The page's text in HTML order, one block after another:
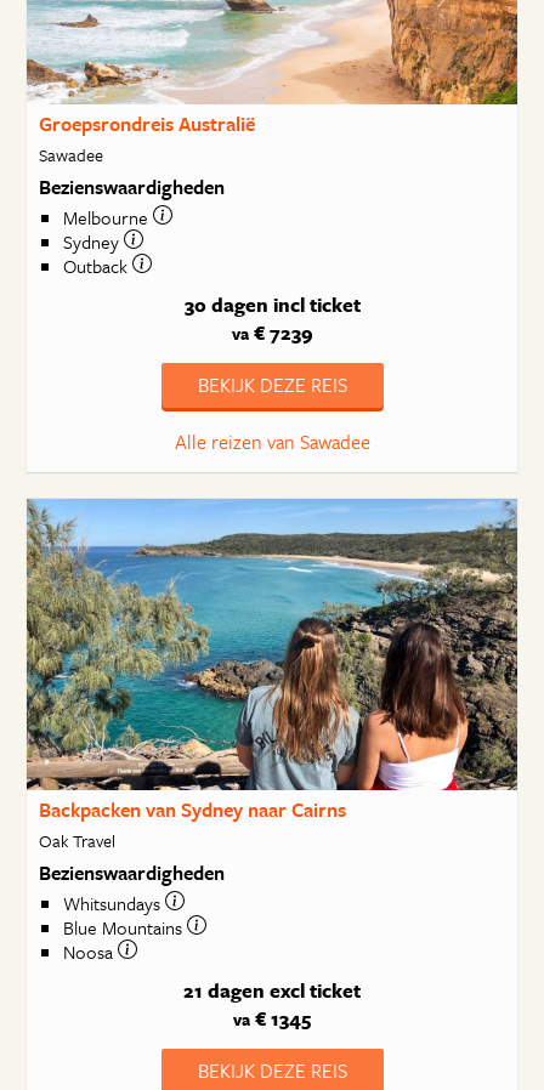
Groepsrondreis Australië
Sawadee
Bezienswaardigheden
Melbourne
Sydney
Outback
30 dagen incl ticket
va€ 7239
BEKIJK DEZE REIS
Alle reizen van Sawadee
Backpacken van Sydney naar Cairns
Oak Travel
Bezienswaardigheden
Whitsundays
Blue Mountains
Noosa
21 dagen excl ticket
va € 1345
BEKIJK DEZE REIS